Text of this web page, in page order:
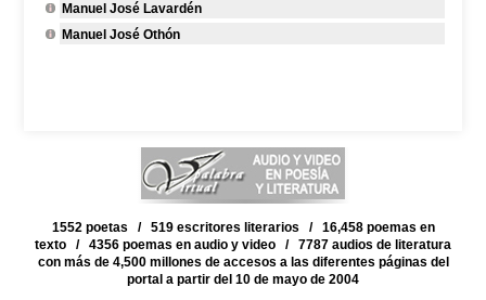
Manuel José Lavardén
Manuel José Othón
1552 poetas / 519 escritores literarios / 16,458 poemas en
texto / 4356 poemas en audio y video / 7787 audios de literatura
con más de 4,500 millones de accesos a las diferentes páginas del
portal a partir del 10 de mayo de 2004